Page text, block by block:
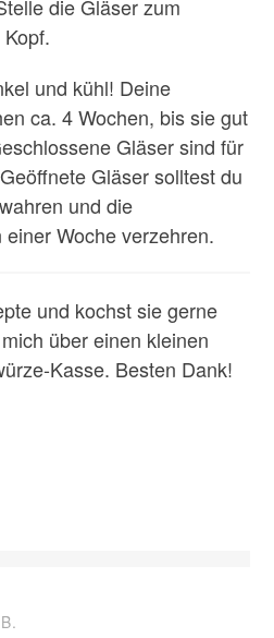
die Gläser zum
und kühl! Deine
ca. 4 Wochen, bis sie gut
Gläser sind für
Gläser solltest du
und die
Woche verzehren.
und kochst sie gerne
über einen kleinen
Kasse. Besten Dank!